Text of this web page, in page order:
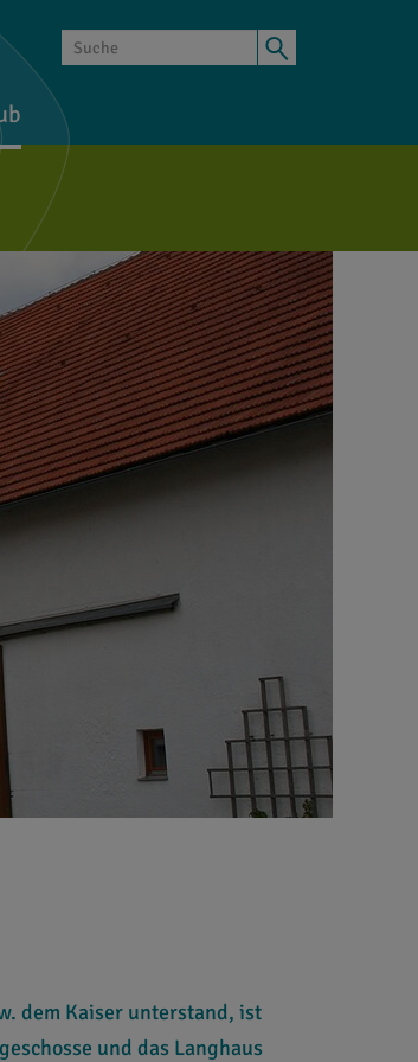
dem Kaiser unterstand, ist
und das Langhaus